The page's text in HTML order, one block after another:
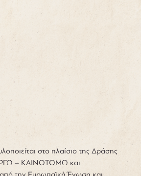
στο πλαίσιο της Δράσης
– ΚΑΙΝΟΤΟΜΩ και